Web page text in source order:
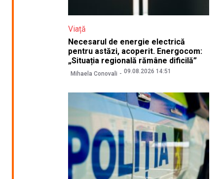
Viață
Necesarul de energie electrică
pentru astăzi, acoperit. Energocom:
„Situația regională rămâne dificilă”
Mihaela Conovali 09.08.2026 14:51